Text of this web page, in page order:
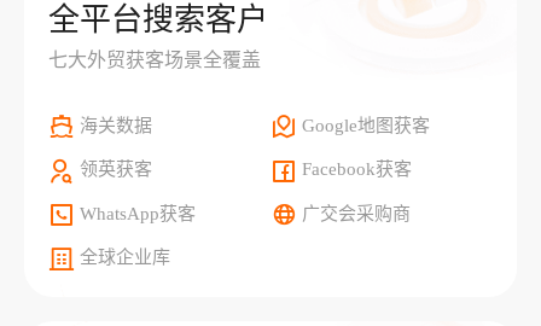
全平台搜索客户
七大外贸获客场景全覆盖
海关数据 Google地图获客
领英获客 Facebook获客
WhatsApp获客 广交会采购商
全球企业库